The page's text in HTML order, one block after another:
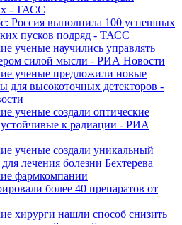
- ТАСС
Россия выполнила 100 успешных
пусков подряд - ТАСС
ученые научились управлять
силой мысли - РИА Новости
ученые предложили новые
для высокоточных детекторов -
ученые создали оптические
к радиации - РИА
ученые создали уникальный
лечения болезни Бехтерева
фармкомпании
более 40 препаратов от
хирурги нашли способ снизить